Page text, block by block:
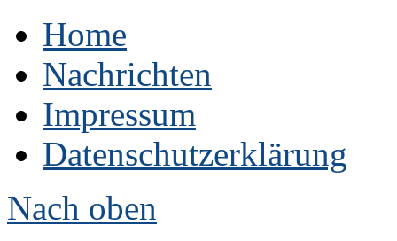
Home
Nachrichten
Impressum
Datenschutzerklärung
Nach oben